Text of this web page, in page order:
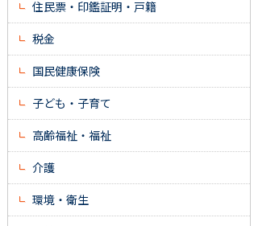
住民票・印鑑証明・戸籍
税金
国民健康保険
子ども・子育て
高齢福祉・福祉
介護
環境・衛生